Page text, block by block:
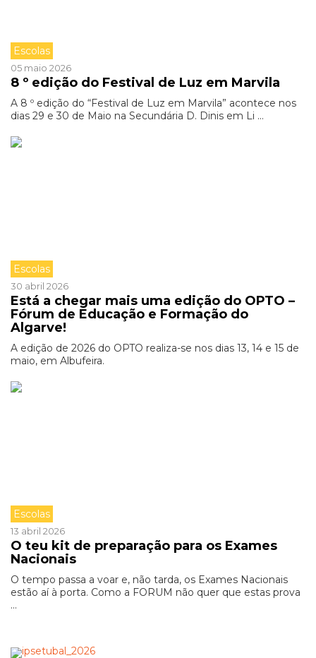
Escolas
05 maio 2026
8 º edição do Festival de Luz em Marvila
A 8 º edição do “Festival de Luz em Marvila” acontece nos
dias 29 e 30 de Maio na Secundária D. Dinis em Li ...
Escolas
30 abril 2026
Está a chegar mais uma edição do OPTO –
Fórum de Educação e Formação do
Algarve!
A edição de 2026 do OPTO realiza-se nos dias 13, 14 e 15 de
maio, em Albufeira.
Escolas
13 abril 2026
O teu kit de preparação para os Exames
Nacionais
O tempo passa a voar e, não tarda, os Exames Nacionais
estão aí à porta. Como a FORUM não quer que estas prova
...